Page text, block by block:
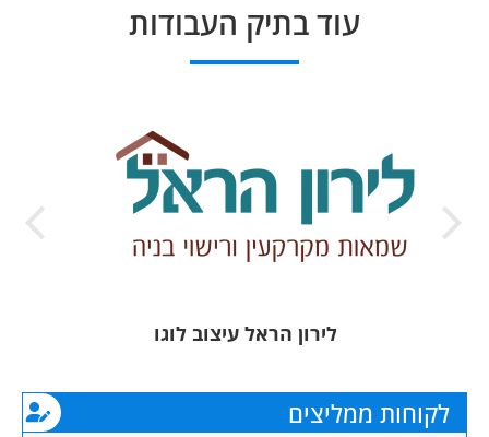
עוד בתיק העבודות
לירון הראל עיצוב לוגו
לקוחות ממליצים